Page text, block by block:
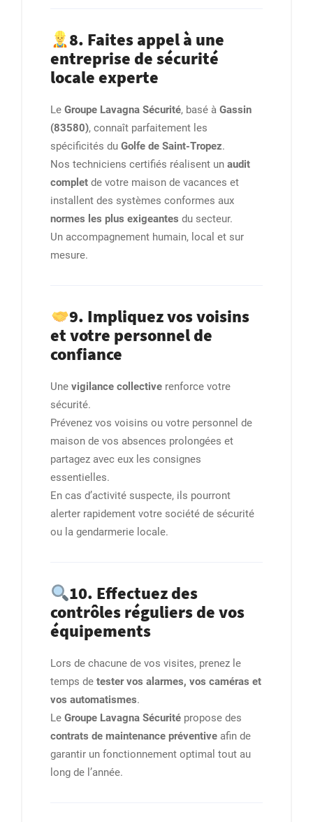
8. Faites appel à une
entreprise de sécurité
locale experte
Le Groupe Lavagna Sécurité, basé à Gassin
(83580), connaît parfaitement les
spécificités du Golfe de Saint-Tropez.
Nos techniciens certifiés réalisent un audit
complet de votre maison de vacances et
installent des systèmes conformes aux
normes les plus exigeantes du secteur.
Un accompagnement humain, local et sur
mesure.
9. Impliquez vos voisins
et votre personnel de
confiance
Une vigilance collective renforce votre
sécurité.
Prévenez vos voisins ou votre personnel de
maison de vos absences prolongées et
partagez avec eux les consignes
essentielles.
En cas d’activité suspecte, ils pourront
alerter rapidement votre société de sécurité
ou la gendarmerie locale.
10. Effectuez des
contrôles réguliers de vos
équipements
Lors de chacune de vos visites, prenez le
temps de tester vos alarmes, vos caméras et
vos automatismes.
Le Groupe Lavagna Sécurité propose des
contrats de maintenance préventive afin de
garantir un fonctionnement optimal tout au
long de l’année.